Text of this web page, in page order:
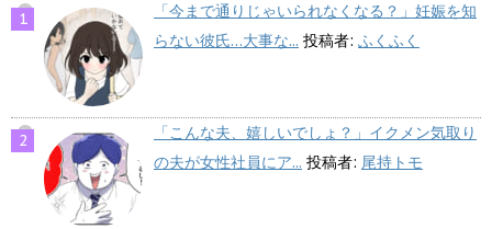
「今まで通りじゃいられなくなる？」妊娠を知
らない彼氏…大事な... 投稿者: ふくふく
「こんな夫、嬉しいでしょ？」イクメン気取り
の夫が女性社員にア... 投稿者: 尾持トモ